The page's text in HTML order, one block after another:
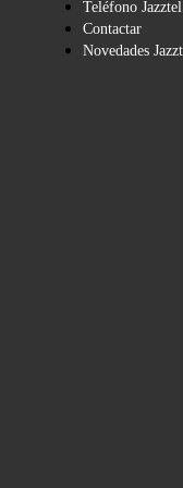
Teléfono Jazztel
Contactar
Novedades